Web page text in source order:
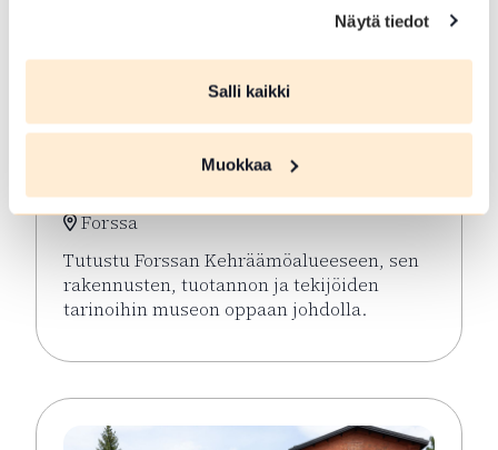
Näytä tiedot
Salli kaikki
Muokkaa
Kehräämökierrokset
Forssa
Tutustu Forssan Kehräämöalueeseen, sen
rakennusten, tuotannon ja tekijöiden
tarinoihin museon oppaan johdolla.
Lue lisää tapahtumasta Opastetut